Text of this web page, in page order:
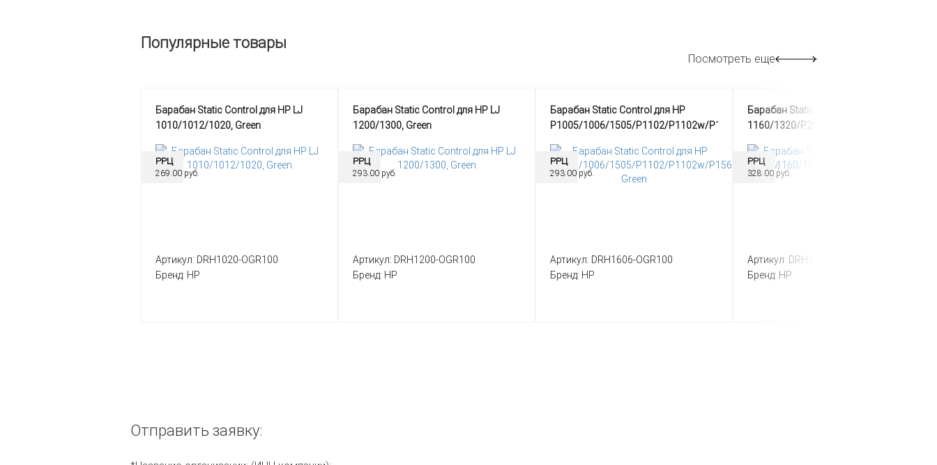
Популярные товары
Посмотреть еще
РРЦ
269.00 руб.
Барабан Static Control для HP LJ
1010/1012/1020, Green
Артикул: DRH1020-OGR100
Бренд: HP
РРЦ
293.00 руб.
Барабан Static Control для HP LJ
1200/1300, Green
Артикул: DRH1200-OGR100
Бренд: HP
РРЦ
293.00 руб.
Барабан Static Control для HP
P1005/1006/1505/P1102/P1102w/P1566/P1606w,
Артикул: DRH1606-OGR100
Бренд: HP
РРЦ
328.00 руб.
Барабан Static Control для HP LJ
1160/1320/P2015, Green
Артикул: DRH2015-ORG100
Бренд: HP
Отправить заявку: